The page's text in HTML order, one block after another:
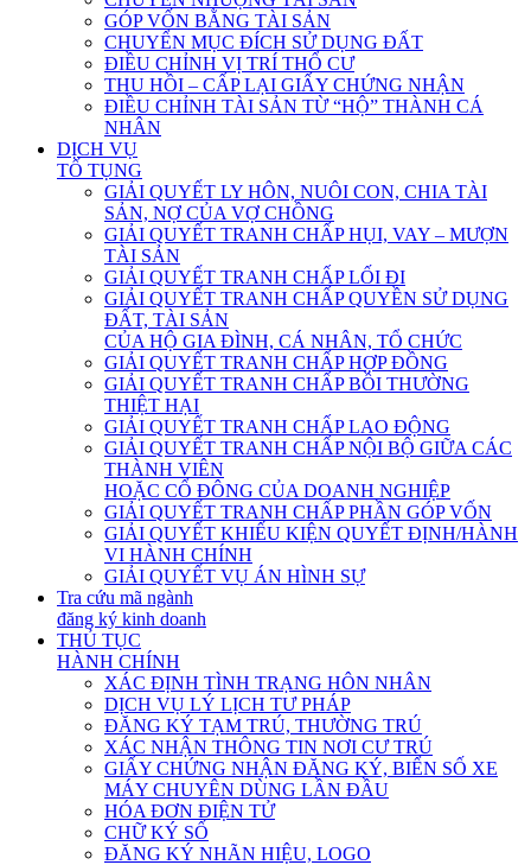
GÓP VỐN BẰNG TÀI SẢN
CHUYỂN MỤC ĐÍCH SỬ DỤNG ĐẤT
ĐIỀU CHỈNH VỊ TRÍ THỔ CƯ
THU HỒI – CẤP LẠI GIẤY CHỨNG NHẬN
ĐIỀU CHỈNH TÀI SẢN TỪ “HỘ” THÀNH CÁ
NHÂN
DỊCH VỤ
TỐ TỤNG
GIẢI QUYẾT LY HÔN, NUÔI CON, CHIA TÀI
SẢN, NỢ CỦA VỢ CHỒNG
GIẢI QUYẾT TRANH CHẤP HỤI, VAY – MƯỢN
TÀI SẢN
GIẢI QUYẾT TRANH CHẤP LỐI ĐI
GIẢI QUYẾT TRANH CHẤP QUYỀN SỬ DỤNG
ĐẤT, TÀI SẢN
CỦA HỘ GIA ĐÌNH, CÁ NHÂN, TỔ CHỨC
GIẢI QUYẾT TRANH CHẤP HỢP ĐỒNG
GIẢI QUYẾT TRANH CHẤP BỒI THƯỜNG
THIỆT HẠI
GIẢI QUYẾT TRANH CHẤP LAO ĐỘNG
GIẢI QUYẾT TRANH CHẤP NỘI BỘ GIỮA CÁC
THÀNH VIÊN
HOẶC CỔ ĐÔNG CỦA DOANH NGHIỆP
GIẢI QUYẾT TRANH CHẤP PHẦN GÓP VỐN
GIẢI QUYẾT KHIẾU KIỆN QUYẾT ĐỊNH/HÀNH
VI HÀNH CHÍNH
GIẢI QUYẾT VỤ ÁN HÌNH SỰ
Tra cứu mã ngành
đăng ký kinh doanh
THỦ TỤC
HÀNH CHÍNH
XÁC ĐỊNH TÌNH TRẠNG HÔN NHÂN
DỊCH VỤ LÝ LỊCH TƯ PHÁP
ĐĂNG KÝ TẠM TRÚ, THƯỜNG TRÚ
XÁC NHẬN THÔNG TIN NƠI CƯ TRÚ
GIẤY CHỨNG NHẬN ĐĂNG KÝ, BIỂN SỐ XE
MÁY CHUYÊN DÙNG LẦN ĐẦU
HÓA ĐƠN ĐIỆN TỬ
CHỮ KÝ SỐ
ĐĂNG KÝ NHÃN HIỆU, LOGO